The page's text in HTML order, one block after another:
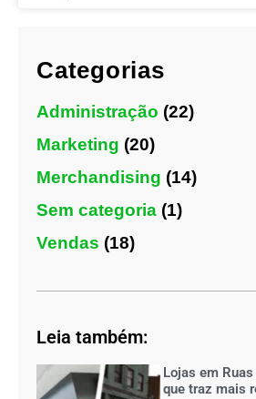
Categorias
Administração (22)
Marketing (20)
Merchandising (14)
Sem categoria (1)
Vendas (18)
Leia também:
Lojas em
que traz mais